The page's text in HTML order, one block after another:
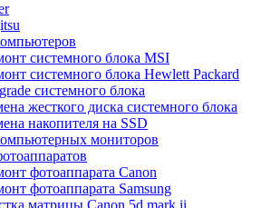
системного блока MSI
системного блока Hewlett Packard
системного блока
жесткого диска системного блока
накопителя на SSD
мониторов
фотоаппарата Canon
фотоаппарата Samsung
матрицы Canon 5d mark ii